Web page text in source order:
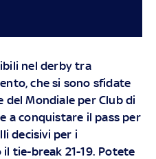
nel derby tra
che si sono sfidate
del Mondiale per Club di
a conquistare il pass per
decisivi per i
tie-break 21-19. Potete